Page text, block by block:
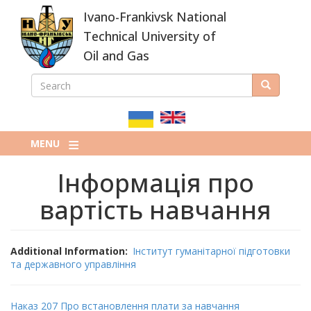
main
content
Ivano-Frankivsk National
Technical University of
Oil and Gas
ПОШУКОВА
SEARCH Search
MENU
Інформація про
вартість навчання
Additional Information
Інститут гуманітарної підготовки
та державного управління
Наказ 207 Про встановлення плати за навчання